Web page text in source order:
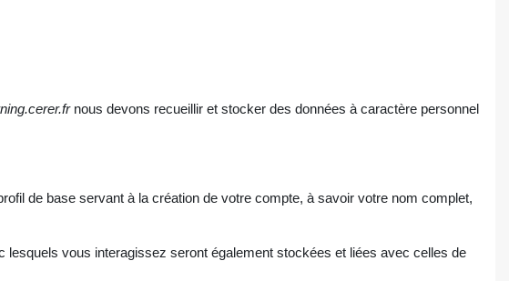
nous devons recueillir et stocker des données à caractère personnel
de base servant à la création de votre compte, à savoir votre nom complet,
vous interagissez seront également stockées et liées avec celles de